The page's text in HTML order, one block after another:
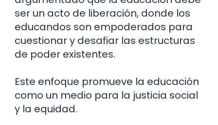
ser un acto de liberación, donde los
educandos son empoderados para
cuestionar y desafiar las estructuras
de poder existentes.
Este enfoque promueve la educación
como un medio para la justicia social
y la equidad.